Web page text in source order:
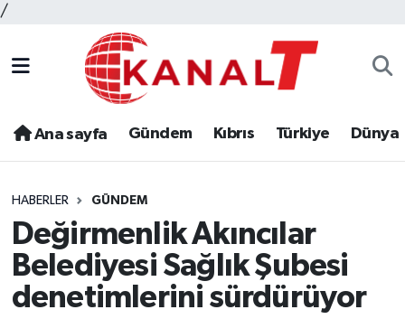
/
Ana sayfa Gündem Kıbrıs Türkiye Dünya
HABERLER GÜNDEM
Değirmenlik Akıncılar
Belediyesi Sağlık Şubesi
denetimlerini sürdürüyor